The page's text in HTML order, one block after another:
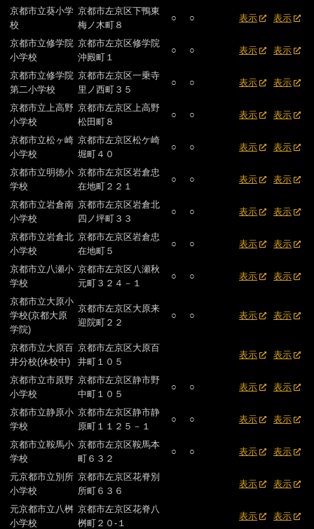
京都市立葵小学
校
京都市左京区下鴨東
梅ノ木町８
○ ○ 表示 表示
京都市立修学院
小学校
京都市左京区修学院
沖殿町１
○ ○ 表示 表示
京都市立修学院
第二小学校
京都市左京区一乗寺
里ノ西町３５
○ ○ 表示 表示
京都市立上高野
小学校
京都市左京区上高野
松田町８
○ ○ 表示 表示
京都市立松ヶ崎
小学校
京都市左京区松ケ崎
堀町４０
○ ○ 表示 表示
京都市立明徳小
学校
京都市左京区岩倉忠
在地町２２１
○ ○ 表示 表示
京都市立岩倉南
小学校
京都市左京区岩倉北
四ノ坪町３３
○ ○ 表示 表示
京都市立岩倉北
小学校
京都市左京区岩倉忠
在地町５
○ ○ 表示 表示
京都市立八瀬小
学校
京都市左京区八瀬秋
元町３２４－１
○ ○ 表示 表示
京都市立大原小
学校(京都大原
学院)
京都市左京区大原来
迎院町２２
○ ○ 表示 表示
京都市立大原百
井分校(休校中)
京都市左京区大原百
井町１０５
表示 表示
京都市立市原野
小学校
京都市左京区静市野
中町１０５
○ ○ 表示 表示
京都市立静原小
学校
京都市左京区静市静
原町１１２５－１
○ ○ 表示 表示
京都市立鞍馬小
学校
京都市左京区鞍馬本
町６３２
○ ○ 表示 表示
元京都市立別所
小学校
京都市左京区花脊別
所町６３６
表示 表示
元京都市立八桝
小学校
京都市左京区花脊八
桝町２０-１
表示 表示